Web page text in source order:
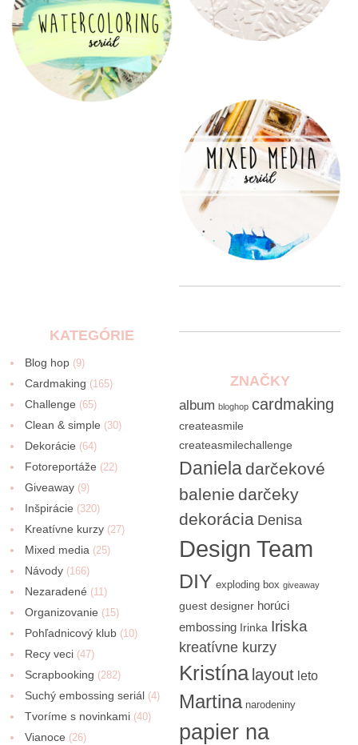
KATEGÓRIE
Blog hop (9)
Cardmaking (165)
Challenge (65)
Clean & simple (30)
Dekorácie (64)
Fotoreportáže (22)
Giveaway (9)
Inšpirácie (320)
Kreatívne kurzy (27)
Mixed media (25)
Návody (166)
Nezaradené (11)
Organizovanie (15)
Pohľadnicový klub (10)
Recy veci (47)
Scrapbooking (282)
Suchý embossing seriál (4)
Tvoríme s novinkami (40)
Vianoce (26)
ZNAČKY
album bloghop cardmaking
createasmile
createasmilechallenge
Daniela darčekové
balenie darčeky
dekorácia Denisa
Design Team
DIY exploding box giveaway
guest designer horúci
embossing Irinka Iriska
kreatívne kurzy
Kristína layout leto
Martina narodeniny
papier na